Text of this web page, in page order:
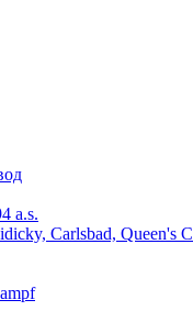
a.s.
Carlsbad, Queen's